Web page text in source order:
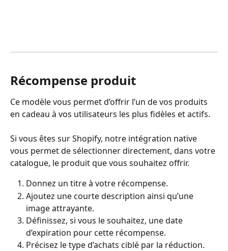
Récompense produit
Ce modèle vous permet d’offrir l’un de vos produits
en cadeau à vos utilisateurs les plus fidèles et actifs.
Si vous êtes sur Shopify, notre intégration native
vous permet de sélectionner directement, dans votre
catalogue, le produit que vous souhaitez offrir.
Donnez un titre à votre récompense.
Ajoutez une courte description ainsi qu’une
image attrayante.
Définissez, si vous le souhaitez, une date
d’expiration pour cette récompense.
Précisez le type d’achats ciblé par la réduction.